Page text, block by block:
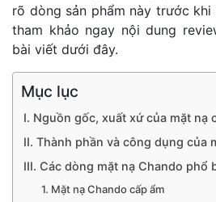
rõ dòng sản phẩm này trước
tham khảo ngay nội dung
bài viết dưới đây.
Mục lục
I. Nguồn gốc, xuất xứ của mặt nạ
II. Thành phần và công dụng của
III. Các dòng mặt nạ Chando phổ
1. Mặt nạ Chando cấp ẩm